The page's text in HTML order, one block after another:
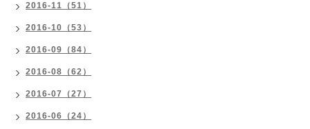
2016-11（51）
2016-10（53）
2016-09（84）
2016-08（62）
2016-07（27）
2016-06（24）